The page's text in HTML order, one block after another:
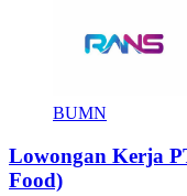
BUMN
Lowongan Kerja
Food)